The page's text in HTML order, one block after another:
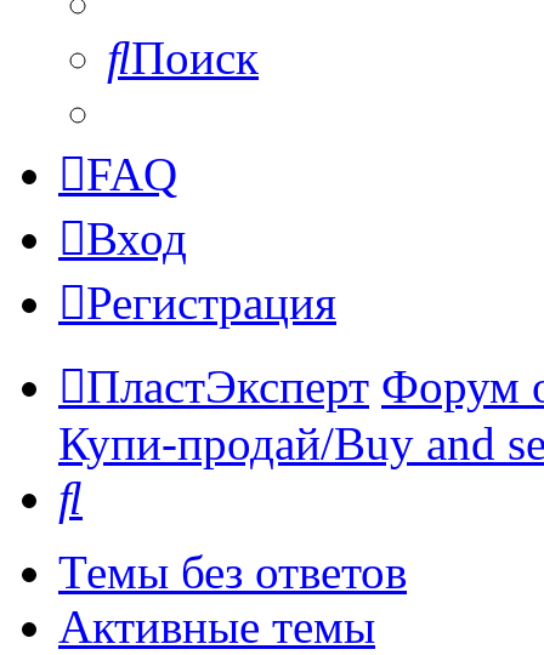
Поиск
FAQ
Вход
Регистрация
ПластЭксперт Форум
Купи-продай/Buy and
Темы без ответов
Активные темы